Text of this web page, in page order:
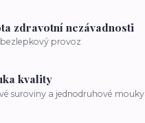
zdravotní nezávadnosti
bezlepkový provoz
kvality
suroviny a jednodruhové mouky